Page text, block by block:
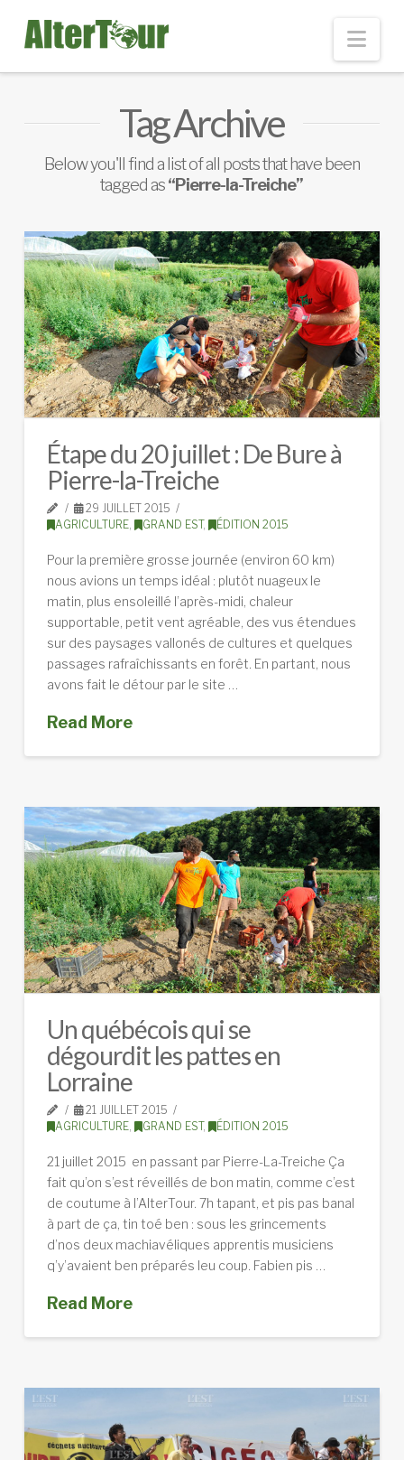
Tag Archive
Below you'll find a list of all posts that have been
tagged as“Pierre-la-Treiche”
Étape du 20 juillet : De Bure à
Pierre-la-Treiche
29 JUILLET 2015
AGRICULTURE, GRAND EST, ÉDITION 2015
Pour la première grosse journée (environ 60 km)
nous avions un temps idéal : plutôt nuageux le
matin, plus ensoleillé l’après-midi, chaleur
supportable, petit vent agréable, des vus étendues
sur des paysages vallonés de cultures et quelques
passages rafraîchissants en forêt. En partant, nous
avons fait le détour par le site …
Read More
Un québécois qui se
dégourdit les pattes en
Lorraine
21 JUILLET 2015
AGRICULTURE, GRAND EST, ÉDITION 2015
21 juillet 2015 en passant par Pierre-La-Treiche Ça
fait qu’on s’est réveillés de bon matin, comme c’est
de coutume à l’AlterTour. 7h tapant, et pis pas banal
à part de ça, tin toé ben : sous les grincements
d’nos deux machiavéliques apprentis musiciens
q’y’avaient ben préparés leu coup. Fabien pis …
Read More